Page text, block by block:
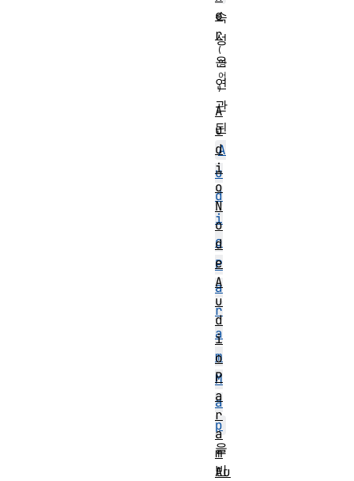
속
성
은
연
관
된
A
u
d
i
o
P
a
r
a
m
M
a
p
을
반
e
r
A
u
d
i
o
N
o
d
e
A
u
d
i
o
P
a
r
a
m
Au